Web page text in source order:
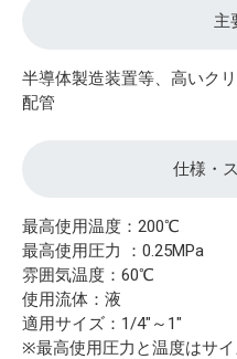
主
半導体製造装置等、高いク
配管
仕様・
最高使用温度：200℃
最高使用圧力 ：0.25MPa
雰囲気温度：60℃
使用流体：液
適用サイズ：1/4"～1"
※最高使用圧力と温度はサイ